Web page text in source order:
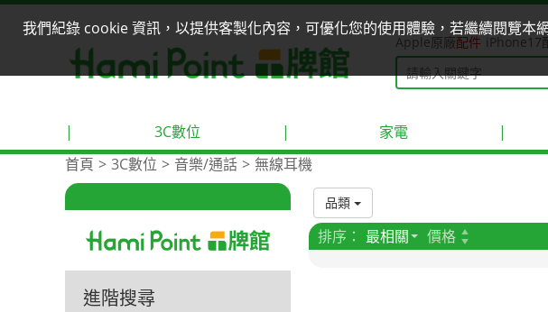
我們紀錄 cookie 資訊，以提供客製化內容，可優化您的使用體驗，若繼續閱覽
Apple原廠配件 iPhone17
| 3C數位 | 家電 |
首頁
3C數位 音樂/通話 無線耳機
進階搜尋
品類
排序： 最相關 價格